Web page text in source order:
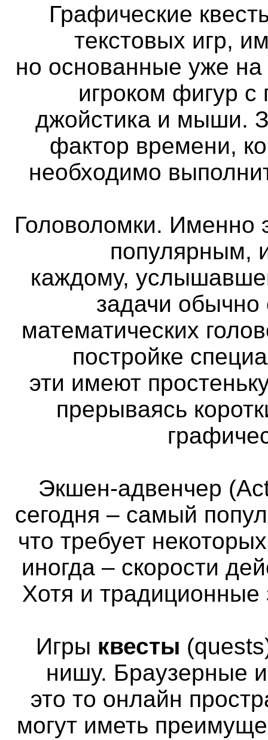
Графические
текстовых игр,
но основанные уже
игроком фигур
джойстика и мыши.
фактор времени,
необходимо
Головоломки. Именно
популярным,
каждому,
задачи
математических
постройке
эти имеют
прерываясь
Экшен-адвенчер
сегодня – самый
что требует
иногда – скорости
Хотя и традиционные
Игры квесты
нишу. Браузерные
это то онлайн
могут иметь